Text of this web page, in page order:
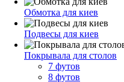
Обмотка для киев
Подвесы для киев
Покрывала для столов
7 футов
8 футов